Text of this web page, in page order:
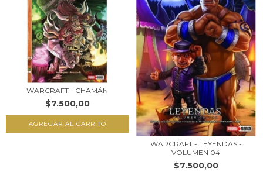
WARCRAFT - CHAMÁN
$7.500,00
WARCRAFT - LEYENDAS -
VOLUMEN 04
$7.500,00